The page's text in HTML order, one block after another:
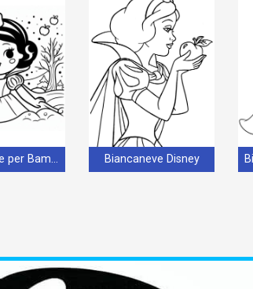
Biancaneve per Bambini di 2 Anni Biancaneve Disney